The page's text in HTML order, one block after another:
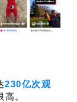
230亿次观
。